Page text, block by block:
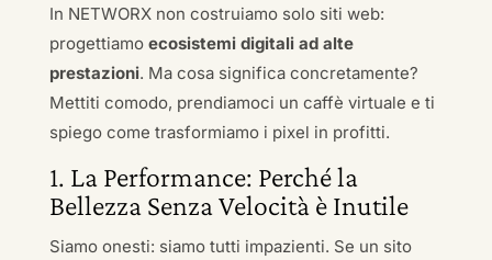
In NETWORX non costruiamo solo siti web:
progettiamo ecosistemi digitali ad alte
prestazioni. Ma cosa significa concretamente?
Mettiti comodo, prendiamoci un caffè virtuale e ti
spiego come trasformiamo i pixel in profitti.
1. La Performance: Perché la
Bellezza Senza Velocità è Inutile
Siamo onesti: siamo tutti impazienti. Se un sito